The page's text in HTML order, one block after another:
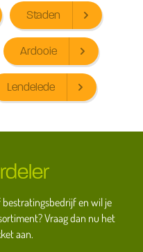
Staden
Ardooie
Lendelede
en wil je
Vraag dan nu het
aan.